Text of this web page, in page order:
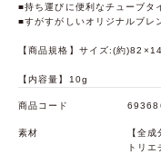
■持ち運びに便利なチューブタ
■すがすがしいオリジナルブレ
【商品規格】サイズ:(約
【内容量】10g
商品コード
素材
【全成
トリ